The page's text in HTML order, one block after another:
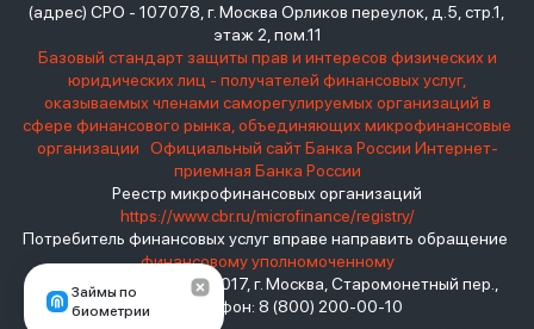
Займы по
биометрии
(адрес) СРО - 107078, г. Москва Орликов переулок, д.5, стр.1,
этаж 2, пом.11
Базовый стандарт защиты прав и интересов физических и
юридических лиц - получателей финансовых услуг,
оказываемых членами саморегулируемых организаций в
сфере финансового рынка, объединяющих микрофинансовые
организации
Официальный сайт Банка России Интернет-
приемная Банка России
Реестр микрофинансовых организаций
https://www.cbr.ru/microfinance/registry/
Потребитель финансовых услуг вправе направить обращение
финансовому уполномоченному
Место нахождения: 119017, г. Москва, Старомонетный пер.,
дом 3 Телефон: 8 (800) 200-00-10